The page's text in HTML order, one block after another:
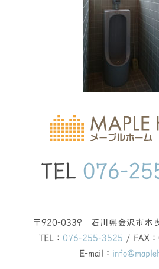
TEL 076-
〒920-0339 石川県金沢市木
TEL： 076-255-3525 / FAX
E-mail：